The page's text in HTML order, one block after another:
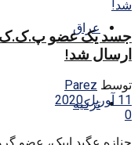
عراق
ترکیه
جسد یک عضو پ.ک.ک
ارسال شد!
توسط Parez
11 آوریل 2020
0